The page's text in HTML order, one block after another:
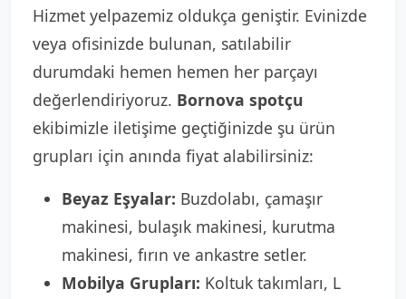
Hizmet yelpazemiz oldukça geniştir. Evinizde
veya ofisinizde bulunan, satılabilir
durumdaki hemen hemen her parçayı
değerlendiriyoruz. Bornova spotçu
ekibimizle iletişime geçtiğinizde şu ürün
grupları için anında fiyat alabilirsiniz:
Beyaz Eşyalar: Buzdolabı, çamaşır
makinesi, bulaşık makinesi, kurutma
makinesi, fırın ve ankastre setler.
Mobilya Grupları: Koltuk takımları, L